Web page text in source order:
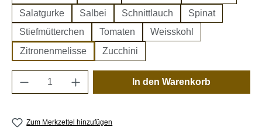
Salatgurke
Salbei Schnittlauch
Spinat
Stiefmütterchen
Tomaten
Weisskohl
Zitronenmelisse
Zucchini
Produkt Anzahl: Gib den gewünschten
In den Warenkorb
Zum Merkzettel hinzufügen